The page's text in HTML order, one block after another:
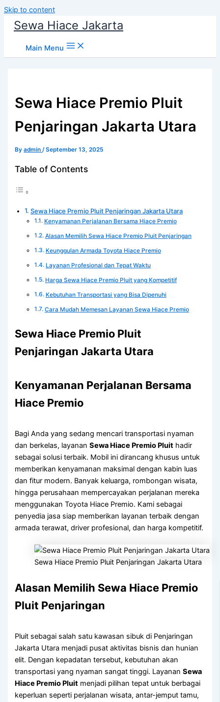
Skip to content
Sewa Hiace Jakarta
Main Menu
Sewa Hiace Premio Pluit
Penjaringan Jakarta Utara
Byadmin/September 13, 2025
Table of Contents
Sewa Hiace Premio Pluit Penjaringan Jakarta Utara
Kenyamanan Perjalanan Bersama Hiace Premio
Alasan Memilih Sewa Hiace Premio Pluit Penjaringan
Keunggulan Armada Toyota Hiace Premio
Layanan Profesional dan Tepat Waktu
Harga Sewa Hiace Premio Pluit yang Kompetitif
Kebutuhan Transportasi yang Bisa Dipenuhi
Cara Mudah Memesan Layanan Sewa Hiace Premio
Sewa Hiace Premio Pluit
Penjaringan Jakarta Utara
Kenyamanan Perjalanan Bersama
Hiace Premio
Bagi Anda yang sedang mencari transportasi nyaman
dan berkelas, layananSewa Hiace Premio Pluit hadir
sebagai solusi terbaik. Mobil ini dirancang khusus untuk
memberikan kenyamanan maksimal dengan kabin luas
dan fitur modern. Banyak keluarga, rombongan wisata,
hingga perusahaan mempercayakan perjalanan mereka
menggunakan Toyota Hiace Premio. Kami sebagai
penyedia jasa siap memberikan layanan terbaik dengan
armada terawat, driver profesional, dan harga kompetitif.
Sewa Hiace Premio Pluit Penjaringan Jakarta Utara
Alasan Memilih Sewa Hiace Premio
Pluit Penjaringan
Pluit sebagai salah satu kawasan sibuk di Penjaringan
Jakarta Utara menjadi pusat aktivitas bisnis dan hunian
elit. Dengan kepadatan tersebut, kebutuhan akan
transportasi yang nyaman sangat tinggi. LayananSewa
Hiace Premio Pluit menjadi pilihan tepat untuk berbagai
keperluan seperti perjalanan wisata, antar-jemput tamu,